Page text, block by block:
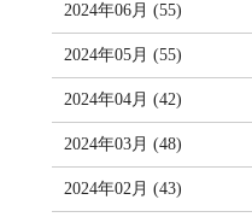
2024年06月 (55)
2024年05月 (55)
2024年04月 (42)
2024年03月 (48)
2024年02月 (43)